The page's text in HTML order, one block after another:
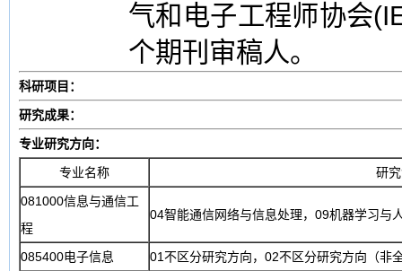
气和电子工程师协会
个期刊审稿人。
科研项目：
研究成果：
专业研究方向：
专业名称
研
081000信息与通信工
程
04智能通信网络与信息处理，09机器学习与
085400电子信息
01不区分研究方向，02不区分研究方向（非